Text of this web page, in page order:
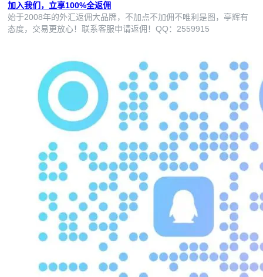
加入我们，立享100%全返佣
始于2008年的外汇返佣大品牌，不加点不加佣不唯利是图，亭辉有
态度，交易更放心！联系客服申请返佣！QQ：2559915